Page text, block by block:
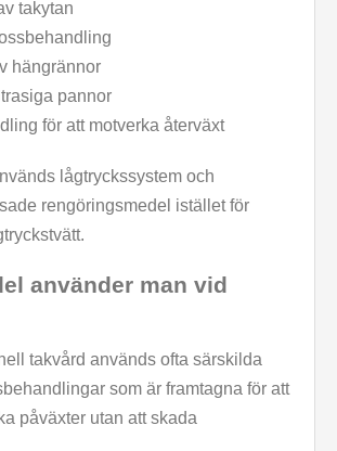
takytan
hängrännor
pannor
för att motverka återväxt
lågtryckssystem och
rengöringsmedel istället för
använder man vid
takvård används ofta särskilda
som är framtagna för att
påväxter utan att skada